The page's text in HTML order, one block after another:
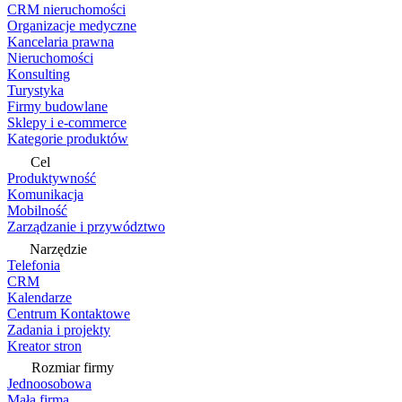
CRM nieruchomości
Organizacje medyczne
Kancelaria prawna
Nieruchomości
Konsulting
Turystyka
Firmy budowlane
Sklepy i e-commerce
Kategorie produktów
Cel
Produktywność
Komunikacja
Mobilność
Zarządzanie i przywództwo
Narzędzie
Telefonia
CRM
Kalendarze
Centrum Kontaktowe
Zadania i projekty
Kreator stron
Rozmiar firmy
Jednoosobowa